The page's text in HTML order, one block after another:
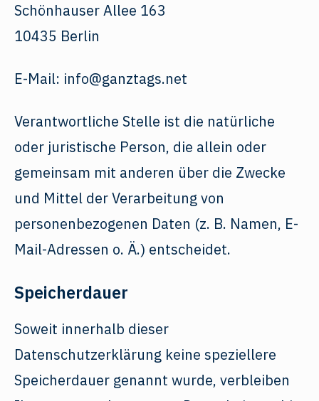
Schönhauser Allee 163
10435 Berlin
E-Mail: info@ganztags.net
Verantwortliche Stelle ist die natürliche
oder juristische Person, die allein oder
gemeinsam mit anderen über die Zwecke
und Mittel der Verarbeitung von
personenbezogenen Daten (z. B. Namen, E-
Mail-Adressen o. Ä.) entscheidet.
Speicherdauer
Soweit innerhalb dieser
Datenschutzerklärung keine speziellere
Speicherdauer genannt wurde, verbleiben